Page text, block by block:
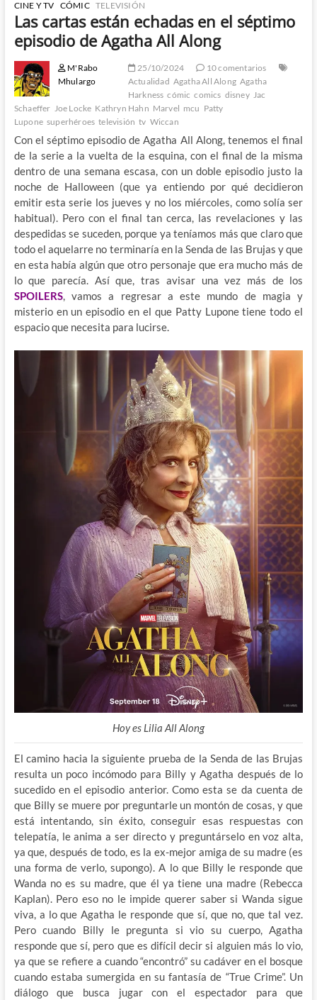
CINE Y TV CÓMIC TELEVISIÓN
Las cartas están echadas en el séptimo
episodio de Agatha All Along
M'Rabo
Mhulargo
25/10/2024
10 comentarios
Actualidad Agatha All Along Agatha
Harkness cómic comics disney Jac
Schaeffer Joe Locke Kathryn Hahn Marvel mcu Patty
Lupone superhéroes televisión tv Wiccan
Con el séptimo episodio de Agatha All Along, tenemos el final
de la serie a la vuelta de la esquina, con el final de la misma
dentro de una semana escasa, con un doble episodio justo la
noche de Halloween (que ya entiendo por qué decidieron
emitir esta serie los jueves y no los miércoles, como solía ser
habitual). Pero con el final tan cerca, las revelaciones y las
despedidas se suceden, porque ya teníamos más que claro que
todo el aquelarre no terminaría en la Senda de las Brujas y que
en esta había algún que otro personaje que era mucho más de
lo que parecía. Así que, tras avisar una vez más de los
SPOILERS, vamos a regresar a este mundo de magia y
misterio en un episodio en el que Patty Lupone tiene todo el
espacio que necesita para lucirse.
Hoy es Lilia All Along
El camino hacia la siguiente prueba de la Senda de las Brujas
resulta un poco incómodo para Billy y Agatha después de lo
sucedido en el episodio anterior. Como esta se da cuenta de
que Billy se muere por preguntarle un montón de cosas, y que
está intentando, sin éxito, conseguir esas respuestas con
telepatía, le anima a ser directo y preguntárselo en voz alta,
ya que, después de todo, es la ex-mejor amiga de su madre (es
una forma de verlo, supongo). A lo que Billy le responde que
Wanda no es su madre, que él ya tiene una madre (Rebecca
Kaplan). Pero eso no le impide querer saber si Wanda sigue
viva, a lo que Agatha le responde que sí, que no, que tal vez.
Pero cuando Billy le pregunta si vio su cuerpo, Agatha
responde que sí, pero que es difícil decir si alguien más lo vio,
ya que se refiere a cuando “encontró” su cadáver en el bosque
cuando estaba sumergida en su fantasía de “True Crime”. Un
diálogo que busca jugar con el espectador para que